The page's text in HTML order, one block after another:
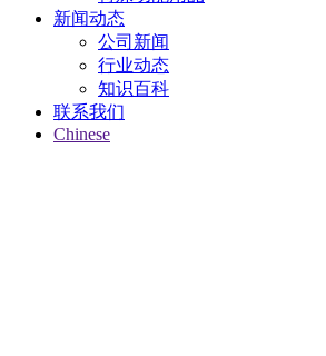
新闻动态
公司新闻
行业动态
知识百科
联系我们
Chinese